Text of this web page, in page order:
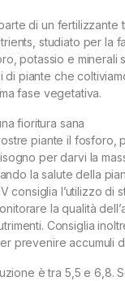
di un fertilizzante
studiato per la
potassio e minerali
di piante che
fase vegetativa.
fioritura sana
piante il fosforo,
per darvi la
la salute della
consiglia l’utilizzo di
la qualità
Consiglia
prevenire accumuli
è tra 5,5 e 6,8.